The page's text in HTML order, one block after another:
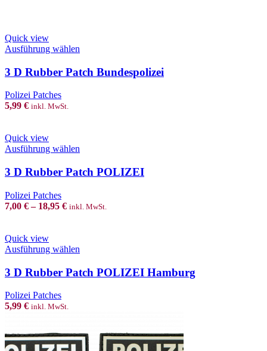
Quick view
Ausführung wählen
has
multiple
on
the
product
3 D Rubber Patch Bundespolizei
Polizei Patches
5,99 € inkl. MwSt.
Quick view
Ausführung wählen
has
multiple
The
options
on
the
product
3 D Rubber Patch POLIZEI
Polizei Patches
7,00 €– 18,95 € inkl. MwSt.
Quick view
Ausführung wählen
has
multiple
be
chosen
3 D Rubber Patch POLIZEI Hamburg
Polizei Patches
5,99 € inkl. MwSt.